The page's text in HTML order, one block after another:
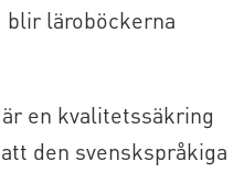
blir läroböckerna
en kvalitetssäkring
den svenskspråkiga